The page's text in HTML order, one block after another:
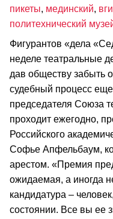
пикеты, мединский,
политехнический
Фигурантов «дела
неделе театральные
дав обществу забыть
судебный процесс
председателя Союза
проходит ежегодно,
Российского
Софье Апфельбаум,
арестом. «Премия
ожидаемая, а иногда
кандидатура –
состоянии. Все вы ее